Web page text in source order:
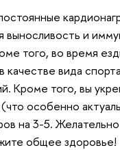
и
того, во время
вида
Кроме того, вы
особенно
на 3-5.
общее здоровье!